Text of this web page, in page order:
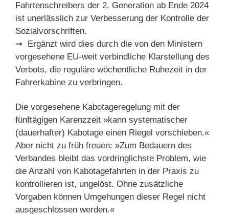
Fahrtenschreibers der 2. Generation ab Ende 2024
ist unerlässlich zur Verbesserung der Kontrolle der
Sozialvorschriften.
➞ Ergänzt wird dies durch die von den Ministern
vorgesehene EU-weit verbindliche Klarstellung des
Verbots, die reguläre wöchentliche Ruhezeit in der
Fahrerkabine zu verbringen.
Die vorgesehene Kabotageregelung mit der
fünftägigen Karenzzeit »kann systematischer
(dauerhafter) Kabotage einen Riegel vorschieben.«
Aber nicht zu früh freuen: »Zum Bedauern des
Verbandes bleibt das vordringlichste Problem, wie
die Anzahl von Kabotagefahrten in der Praxis zu
kontrollieren ist, ungelöst. Ohne zusätzliche
Vorgaben können Umgehungen dieser Regel nicht
ausgeschlossen werden.«